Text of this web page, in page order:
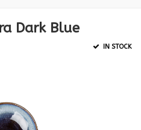
Dark Blue
IN STOCK